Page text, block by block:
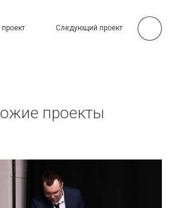
Следующий проект
проекты